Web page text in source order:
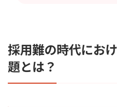
採用難の時代にお
題とは？